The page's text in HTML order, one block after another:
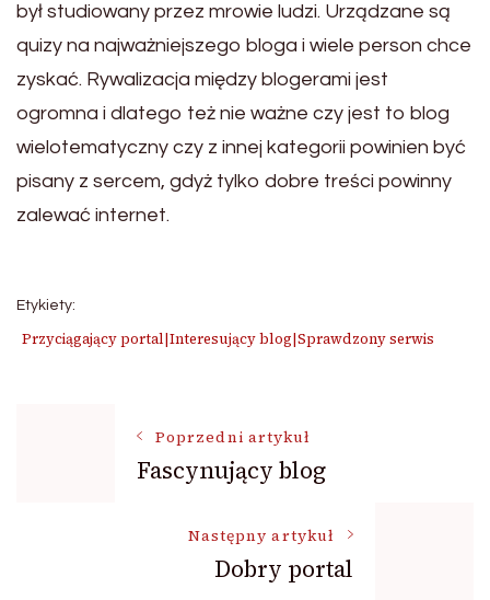
był studiowany przez mrowie ludzi. Urządzane są
quizy na najważniejszego bloga i wiele person chce
zyskać. Rywalizacja między blogerami jest
ogromna i dlatego też nie ważne czy jest to blog
wielotematyczny czy z innej kategorii powinien być
pisany z sercem, gdyż tylko dobre treści powinny
zalewać internet.
Etykiety:
Przyciągający portal|Interesujący blog|Sprawdzony serwis
NawigacjaPoprzedni artykuł
Fascynujący blog
Następny artykuł
Dobry portal